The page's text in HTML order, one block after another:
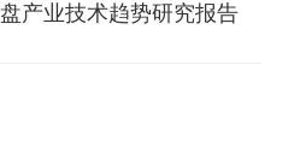
产业技术趋势研究报告